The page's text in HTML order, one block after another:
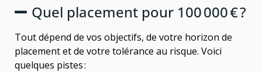
Quel placement pour 100 000 € ?
Tout dépend de vos objectifs, de votre horizon de
placement et de votre tolérance au risque. Voici
quelques pistes :